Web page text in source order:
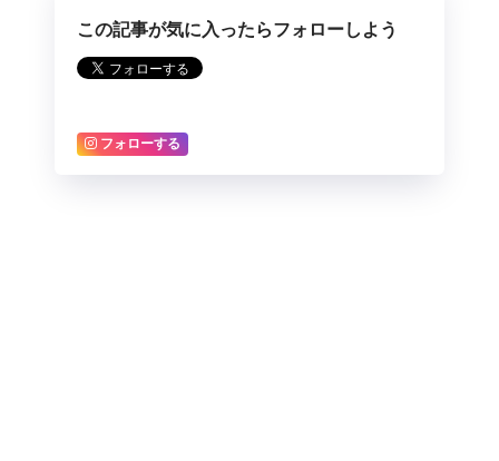
この記事が気に入ったらフォローしよう
フォローする